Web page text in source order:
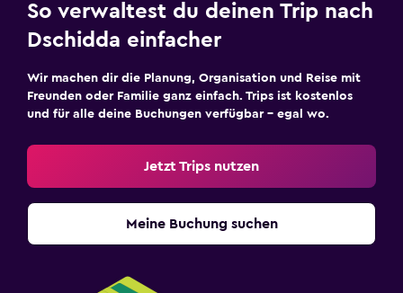
So verwaltest du deinen Trip nach
Dschidda einfacher
Wir machen dir die Planung, Organisation und Reise mit
Freunden oder Familie ganz einfach. Trips ist kostenlos
und für alle deine Buchungen verfügbar – egal wo.
Jetzt Trips nutzen
Meine Buchung suchen